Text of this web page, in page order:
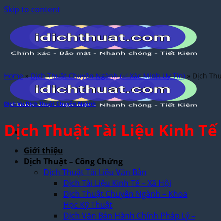
Skip to content
Giới thiệu
Dịch Thuật – Công Chứng
Dịch Thuật Tài Liệu Văn Bản
Dịch Tài Liệu Kinh Tế – Xã Hội
Dịch Thuật Chuyên Ngành – Khoa
Học Kỹ Thuật
Dịch Văn Bản Hành Chính Pháp Lý –
Home»Dịch Thuật Chuyên Ngành (✅ Xác Minh Uy Tín) » Dịch
Dịch Vụ Dịch Thuật Chuyên Ngành
Dịch Thuật Tài Liệu Kinh